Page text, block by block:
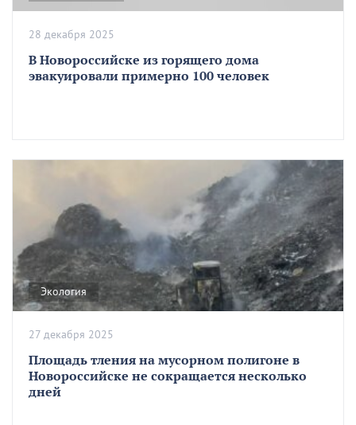
В Новороссийске из горящего дома
эвакуировали примерно 100 человек
28 декабря 2025
Экология
Площадь тления на мусорном полигоне в
Новороссийске не сокращается несколько
дней
27 декабря 2025